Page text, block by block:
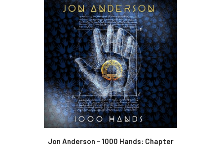
Jon Anderson – 1000 Hands: Chapter